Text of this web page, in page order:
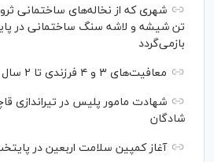
تن شیشه و لاشه سنگ ساختمانی در
بازمی‌گردد
معافیت‌های ۳ و ۴ فرزندی تا ۲ سال دیگر تمدید شد
شهادت مامور پلیس در تیراندازی
شادگان
آغاز کمپین سلامت اربعین در